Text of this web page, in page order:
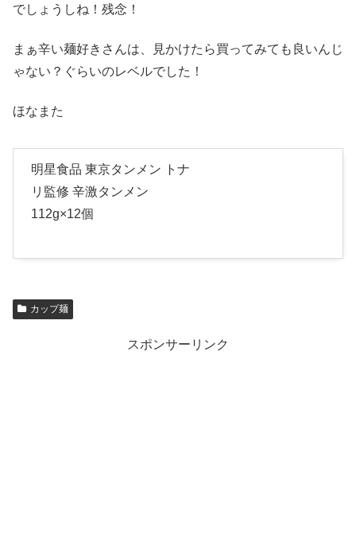
でしょうしね！残念！
まぁ辛い麺好きさんは、見かけたら買ってみても良いんじ
ゃない？ぐらいのレベルでした！
ほなまた
明星食品 東京タンメン トナ
リ監修 辛激タンメン
112g×12個
カップ麺
スポンサーリンク